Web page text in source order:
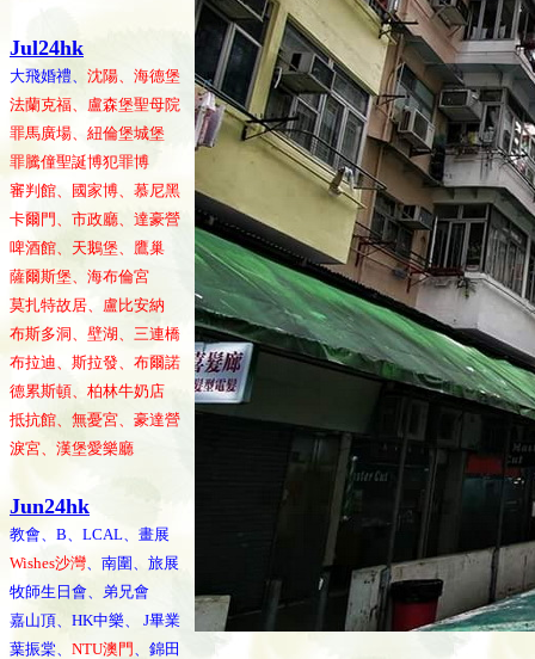
Jul24hk
大飛婚禮、 沈陽、海德堡
法蘭克福、盧森堡聖母院
罪馬廣場、紐倫堡城堡
罪騰僮聖誕博犯罪博
審判館、國家博、慕尼黑
卡爾門、市政廳、達豪營
啤酒館、天鵝堡、鷹巢
薩爾斯堡、海布倫宮
莫扎特故居、盧比安納
布斯多洞、壁湖、三連橋
布拉迪、斯拉發、布爾諾
德累斯頓、柏林牛奶店
抵抗館、無憂宮、豪達營
淚宮、漢堡愛樂廳
Jun24hk
教會、B、LCAL、畫展
Wishes沙灣、南圍、旅展
牧師生日會、弟兄會
嘉山頂、HK中樂、 J畢業
葉振棠、 NTU澳門 、錦田